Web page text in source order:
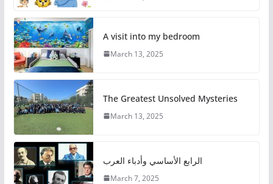
A visit into my bedroom
March 13, 2025
The Greatest Unsolved Mysteries
March 13, 2025
الرابع الأساسي وأدباء العرب
March 7, 2025